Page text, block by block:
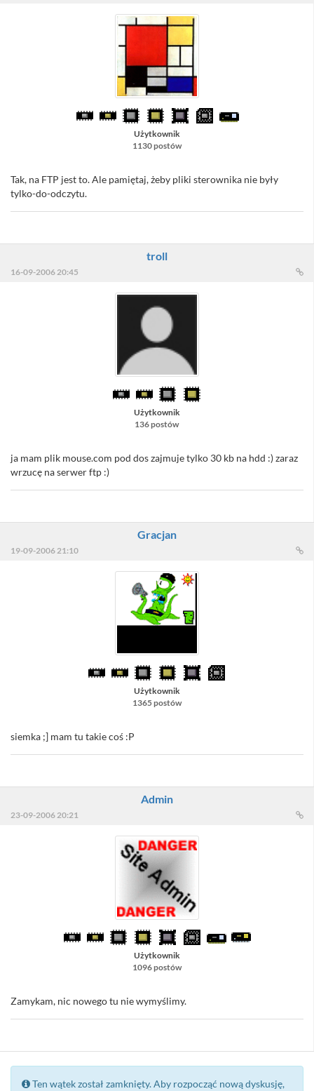
Użytkownik
1130 postów
Tak, na FTP jest to. Ale pamiętaj, żeby pliki sterownika nie były
tylko-do-odczytu.
troll
16-09-2006 20:45
Użytkownik
136 postów
ja mam plik mouse.com pod dos zajmuje tylko 30 kb na hdd :) zaraz
wrzucę na serwer ftp :)
Gracjan
19-09-2006 21:10
Użytkownik
1365 postów
siemka ;] mam tu takie coś :P
Admin
23-09-2006 20:21
Użytkownik
1096 postów
Zamykam, nic nowego tu nie wymyślimy.
Ten wątek został zamknięty. Aby rozpocząć nową dyskusję,